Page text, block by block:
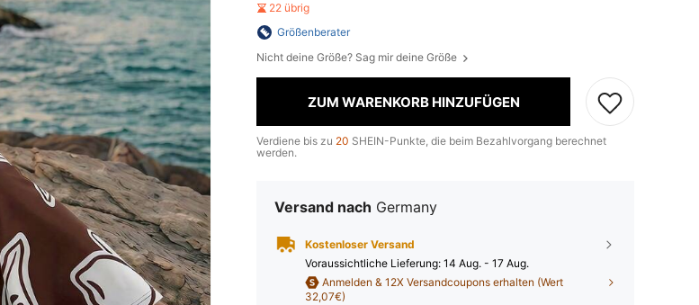
22 übrig
Größenberater
Nicht deine Größe? Sag mir deine Größe
ZUM WARENKORB HINZUFÜGEN
Verdiene bis zu 20 SHEIN-Punkte, die beim Bezahlvorgang berechnet
werden.
Versand nach Germany
Kostenloser Versand
Voraussichtliche Lieferung: 14 Aug. - 17 Aug.
Anmelden & 12X Versandcoupons erhalten (Wert
32,07€)